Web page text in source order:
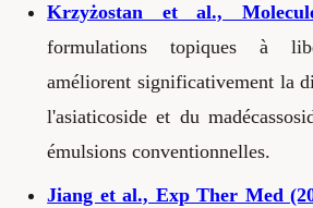
Krzyżostan et al.,
formulations topiques à
améliorent significativement la
l'asiaticoside et du
émulsions conventionnelles.
Jiang et al., Exp Ther Med